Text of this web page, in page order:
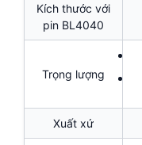
Kích thước với
pin BL4040
Trọng lượng
Xuất xứ